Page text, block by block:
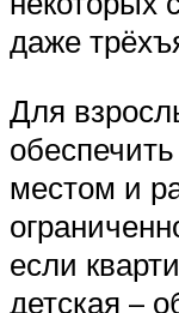
даже
Для
местом и
если
детская –